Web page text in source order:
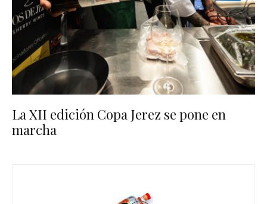
La XII edición Copa Jerez se pone en
marcha